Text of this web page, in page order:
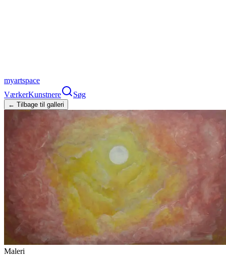
myartspace
VærkerKunstnere Søg
← Tilbage til galleri
Maleri